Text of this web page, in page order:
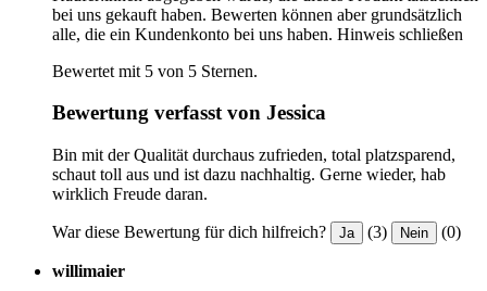
bei uns gekauft haben. Bewerten können aber grundsätzlich
alle, die ein Kundenkonto bei uns haben. Hinweis schließen
Bewertet mit 5 von 5 Sternen.
Bewertung verfasst von Jessica
Bin mit der Qualität durchaus zufrieden, total platzsparend,
schaut toll aus und ist dazu nachhaltig. Gerne wieder, hab
wirklich Freude daran.
War diese Bewertung für dich hilfreich? Ja (3) Nein (0)
willimaier